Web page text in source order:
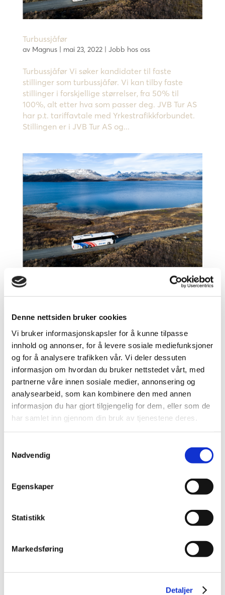
Denne nettsiden bruker cookies
Vi bruker informasjonskapsler for å kunne tilpasse
innhold og annonser, for å levere sosiale mediefunksjoner
og for å analysere trafikken vår. Vi deler dessuten
informasjon om hvordan du bruker nettstedet vårt, med
partnerne våre innen sosiale medier, annonsering og
analysearbeid, som kan kombinere den med annen
informasjon du har gjort tilgjengelig for dem, eller som de
har samlet inn gjennom din bruk av tjenestene deres.
Nødvendig
Egenskaper
Statistikk
Markedsføring
Detaljer
Turbussjåfør
av Magnus| mai 23, 2022| Jobb hos oss
Turbussjåfør Vi søker kandidater til faste
stillinger som turbussjåfør. Vi kan tilby faste
stillinger i forskjellige størrelser, fra 50% til
100%, alt etter hva som passer deg. JVB Tur AS
har p.t. tariffavtale med Yrkestrafikkforbundet.
Stillingen er i JVB Tur AS og...
Turbussjåfør, tilkallingsvikar
avMagnus|mai 23, 2022|Jobb hos oss
Turbussjåfør, tilkallingsvikar Vi søker
tilkallingsvikarer som turbussjåfør. Som
tilkallingssjåfør jobber du på timebasis og kalles
inn ved behov. Arbeidsmengden er varierende ut
i fra sesong og hvor mye du har lyst og mulighet
til å jobbe. Stillingen er i JVB Tur AS...
Søk
JVB styrker laget og satser videre på reiseliv,
transport og opplevelser
satser videre på reiseliv og turbuss
Ferievikarer søkes – ta plass bak rattet denne